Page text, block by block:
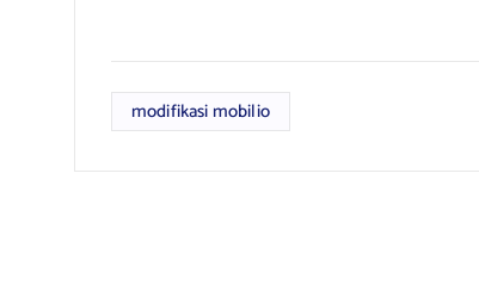
modifikasi mobilio